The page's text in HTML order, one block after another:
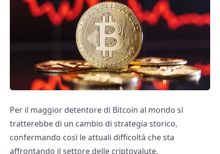
Per il maggior detentore di Bitcoin al mondo si
tratterebbe di un cambio di strategia storico,
confermando così le attuali difficoltà che sta
affrontando il settore delle criptovalute.